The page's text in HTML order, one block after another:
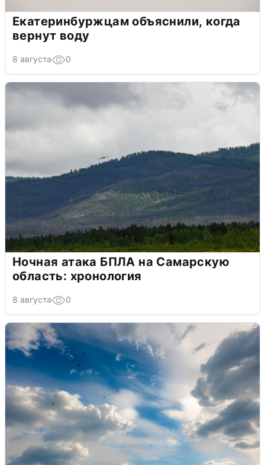
Екатеринбуржцам объяснили, когда
вернут воду
8 августа 0
Ночная атака БПЛА на Самарскую
область: хронология
8 августа 0